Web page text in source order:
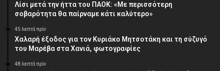
Λίσι μετά την ήττα του ΠΑΟΚ: «Με περισσότερη
σοβαρότητα θα παίρναμε κάτι καλύτερο»
45 λεπτά πρίν
Χαλαρή έξοδος για τον Κυριάκο Μητσοτάκη και τη σύζυγό
του Μαρέβα στα Χανιά, φωτογραφίες
48 λεπτά πρίν